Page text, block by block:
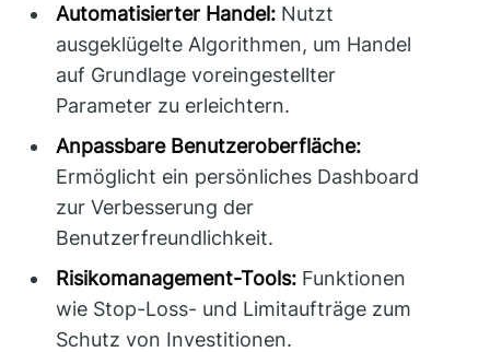
Automatisierter Handel: Nutzt
ausgeklügelte Algorithmen, um Handel
auf Grundlage voreingestellter
Parameter zu erleichtern.
Anpassbare Benutzeroberfläche:
Ermöglicht ein persönliches Dashboard
zur Verbesserung der
Benutzerfreundlichkeit.
Risikomanagement-Tools: Funktionen
wie Stop-Loss- und Limitaufträge zum
Schutz von Investitionen.